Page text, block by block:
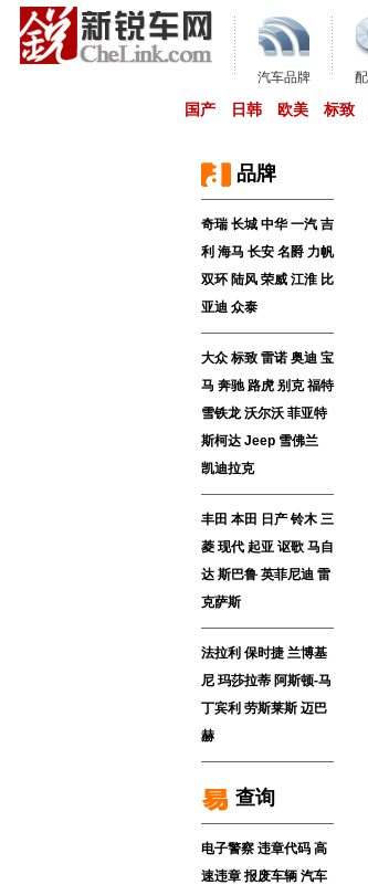
汽车品牌
国产 日韩 欧美 标致
品牌
奇瑞 长城 中华 一汽 吉
利 海马 长安 名爵 力帆
双环 陆风 荣威 江淮 比
亚迪 众泰
大众 标致 雷诺 奥迪 宝
马 奔驰 路虎 别克 福特
雪铁龙 沃尔沃 菲亚特
斯柯达 Jeep 雪佛兰
凯迪拉克
丰田 本田 日产 铃木 三
菱 现代 起亚 讴歌 马自
达 斯巴鲁 英菲尼迪 雷
克萨斯
法拉利 保时捷 兰博基
尼 玛莎拉蒂 阿斯顿-马
丁宾利 劳斯莱斯 迈巴
赫
查询
电子警察 违章代码 高
速违章 报废车辆 汽车